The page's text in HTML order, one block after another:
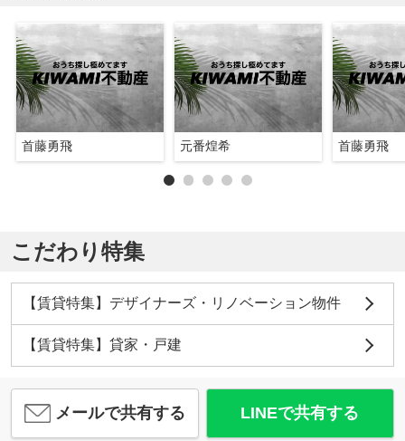
首藤勇飛 元番煌希 首藤勇飛
こだわり特集
【賃貸特集】デザイナーズ・リノベーション物件
【賃貸特集】貸家・戸建
メールで共有する LINEで共有する